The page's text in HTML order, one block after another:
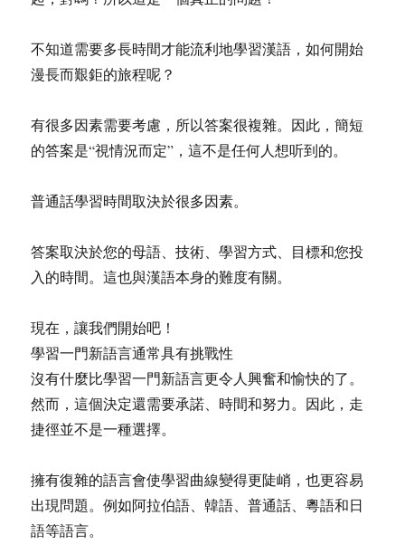
不知道需要多長時間才能流利地學習漢語，如何開始
漫長而艱鉅的旅程呢？
有很多因素需要考慮，所以答案很複雜。因此，簡短
的答案是“視情況而定”，這不是任何人想听到的。
普通話學習時間取決於很多因素。
答案取決於您的母語、技術、學習方式、目標和您投
入的時間。這也與漢語本身的難度有關。
現在，讓我們開始吧！
學習一門新語言通常具有挑戰性
沒有什麼比學習一門新語言更令人興奮和愉快的了。
然而，這個決定還需要承諾、時間和努力。因此，走
捷徑並不是一種選擇。
擁有復雜的語言會使學習曲線變得更陡峭，也更容易
出現問題。例如阿拉伯語、韓語、普通話、粵語和日
語等語言。